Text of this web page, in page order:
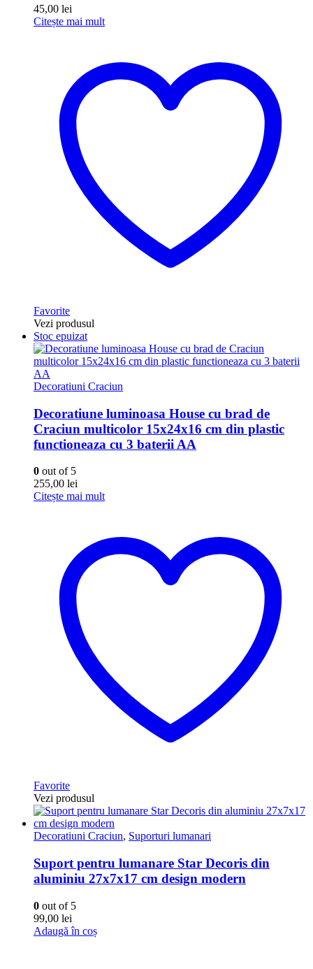
45,00 lei
Citește mai mult
Favorite
Vezi produsul
Stoc epuizat
Decoratiuni Craciun
Decoratiune luminoasa House cu brad de
Craciun multicolor 15x24x16 cm din plastic
functioneaza cu 3 baterii AA
0 out of 5
255,00 lei
Citește mai mult
Favorite
Vezi produsul
Decoratiuni Craciun, Suporturi lumanari
Suport pentru lumanare Star Decoris din
aluminiu 27x7x17 cm design modern
0 out of 5
99,00 lei
Adaugă în coș